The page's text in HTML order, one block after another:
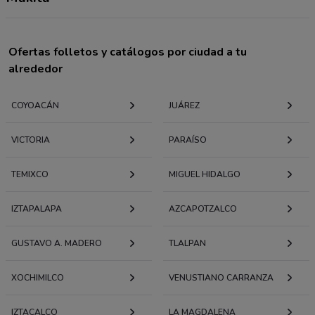
Ofertas folletos y catálogos por ciudad a tu
alrededor
COYOACÁN JUÁREZ
VICTORIA PARAÍSO
TEMIXCO MIGUEL HIDALGO
IZTAPALAPA AZCAPOTZALCO
GUSTAVO A. MADERO TLALPAN
XOCHIMILCO VENUSTIANO CARRANZA
IZTACALCO
LA MAGDALENA